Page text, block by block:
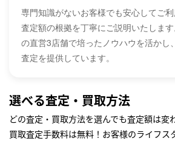
専門知識がないお客様でも安心してご利
査定額の根拠を丁寧にご説明いたしま
の直営3店舗で培ったノウハウを活かし
査定を提供しています。
選べる査定・買取方法
どの査定・買取方法を選んでも査定額は変
買取査定手数料は無料！お客様のライフス